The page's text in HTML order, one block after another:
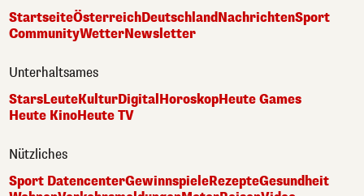
StartseiteÖsterreichDeutschlandNachrichtenSport
CommunityWetterNewsletter
Unterhaltsames
StarsLeuteKulturDigital HoroskopHeute Games
Heute KinoHeute TV
Nützliches
Sport DatencenterGewinnspieleRezepteGesundheit